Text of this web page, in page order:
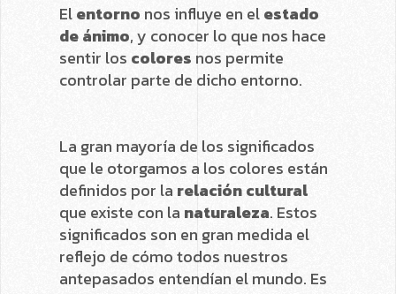
Elentorno nos influye en elestado
de ánimo, y conocer lo que nos hace
sentir los colores nos permite
controlar parte de dicho entorno.
La gran mayoría de los significados
que le otorgamos a los colores están
definidos por la relación cultural
que existe con la naturaleza. Estos
significados son en gran medida el
reflejo de cómo todos nuestros
antepasados entendían el mundo. Es